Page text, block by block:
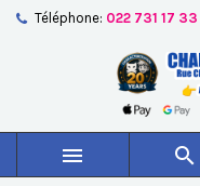
Téléphone: 022 731 17 33
 
Créer une nouvelle
Nom de la liste
Vous devez être
votre liste d'envies.